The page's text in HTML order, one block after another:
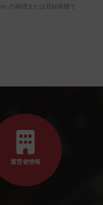
の商標または登録商標で
運営者情報